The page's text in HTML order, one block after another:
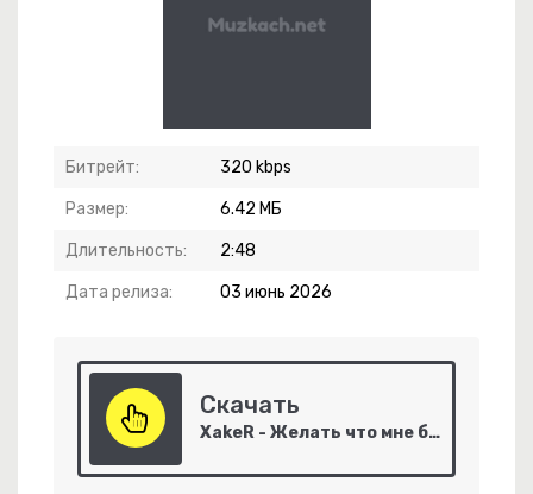
Битрейт: 320 kbps
Размер: 6.42 МБ
Длительность: 2:48
Дата релиза: 03 июнь 2026
Скачать
XakeR - Желать что мне более